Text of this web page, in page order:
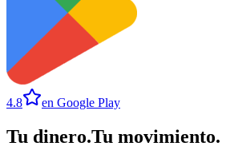
4.8 en Google Play
Tu dinero.Tu movimiento.